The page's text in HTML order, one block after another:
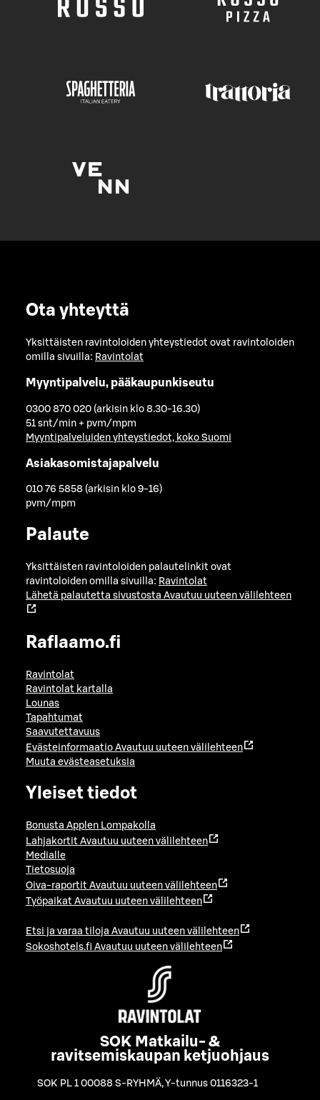
Ota yhteyttä
Yksittäisten ravintoloiden yhteystiedot ovat ravintoloiden
omilla sivuilla: Ravintolat
Myyntipalvelu, pääkaupunkiseutu
0300 870 020 (arkisin klo 8.30-16.30)
51 snt/min + pvm/mpm
Myyntipalveluiden yhteystiedot, koko Suomi
Asiakasomistajapalvelu
010 76 5858 (arkisin klo 9-16)
pvm/mpm
Palaute
Yksittäisten ravintoloiden palautelinkit ovat
ravintoloiden omilla sivuilla: Ravintolat
Lähetä palautetta sivustosta Avautuu uuteen välilehteen
Raflaamo.fi
Ravintolat
Ravintolat kartalla
Lounas
Tapahtumat
Saavutettavuus
Evästeinformaatio Avautuu uuteen välilehteen
Muuta evästeasetuksia
Yleiset tiedot
Bonusta Applen Lompakolla
Lahjakortit Avautuu uuteen välilehteen
Medialle
Tietosuoja
Oiva-raportit Avautuu uuteen välilehteen
Työpaikat Avautuu uuteen välilehteen
Etsi ja varaa tiloja Avautuu uuteen välilehteen
Sokoshotels.fi Avautuu uuteen välilehteen
SOK Matkailu- &
ravitsemiskaupan ketjuohjaus
SOK PL 1 00088 S-RYHMÄ,Y-tunnus 0116323-1